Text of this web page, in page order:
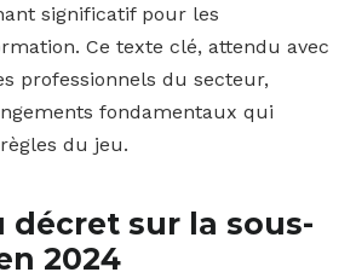
significatif pour les
Ce texte clé, attendu avec
professionnels du secteur,
fondamentaux qui
du jeu.
décret sur la sous-
2024